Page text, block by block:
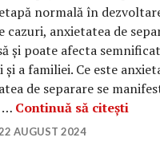
normală în
cazuri, anxietatea de
și poate afecta
a familiei. Ce este
de separare se
… Continuă să citești
AUGUST 2024